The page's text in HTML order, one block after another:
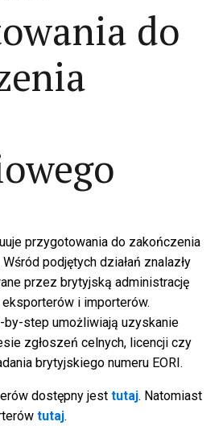
do
przygotowania do zakończenia
podjętych działań znalazły
przez brytyjską administrację
i importerów.
step umożliwiają uzyskanie
zgłoszeń celnych, licencji czy
brytyjskiego numeru EORI.
dostępny jesttutaj. Natomiast
tutaj.